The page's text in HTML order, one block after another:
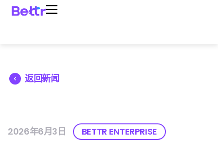
返回新闻
2026年6月3日 BETTR ENTERPRISE